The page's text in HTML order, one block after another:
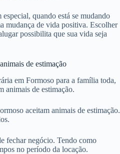
quando está se mudando
mudança de vida positiva. Escolher
possibilita que sua vida seja
de estimação
em Formoso para a família toda,
animais de estimação.
aceitam animais de estimação.
fechar negócio. Tendo como
no período da locação.